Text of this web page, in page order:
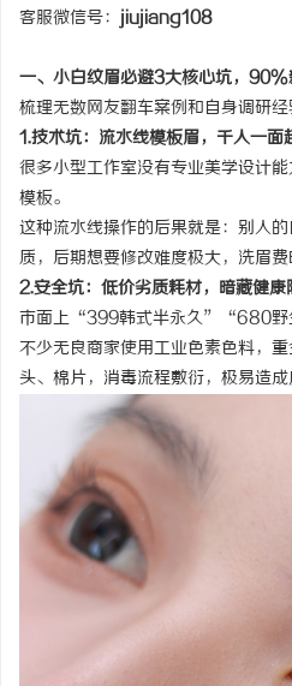
客服微信号： jiujiang108
一、小白纹眉必避3大核心坑，90%
梳理无数网友翻车案例和自身调研
1.技术坑：流水线模板眉，千人一面
很多小型工作室没有专业美学设计
模板。
这种流水线操作的后果就是：别人
质，后期想要修改难度极大，洗眉费
2.安全坑：低价劣质耗材，暗藏健康
市面上“399韩式半永久”“680野
不少无良商家使用工业色素色料，
头、棉片，消毒流程敷衍，极易造成
光焊接系列：高效、精准及环保的制
案